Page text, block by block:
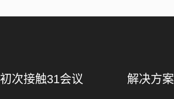
初次接触31会议 解决方案